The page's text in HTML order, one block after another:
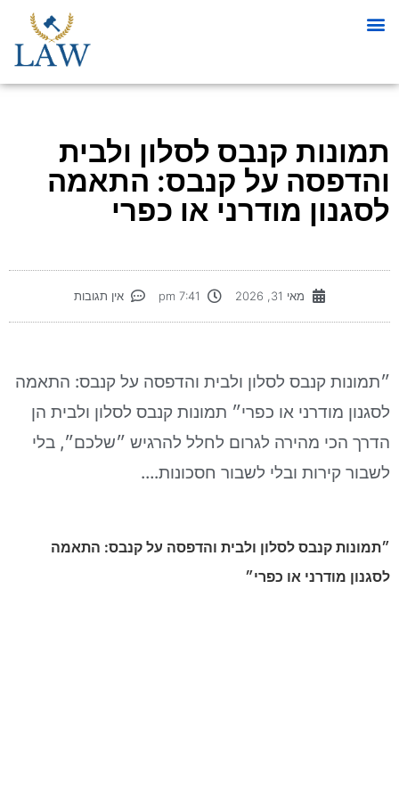
תמונות קנבס לסלון ולבית
והדפסה על קנבס: התאמה
לסגנון מודרני או כפרי
מאי 31, 2026 7:41 pm אין תגובות
״תמונות קנבס לסלון ולבית והדפסה על קנבס: התאמה
לסגנון מודרני או כפרי״ תמונות קנבס לסלון ולבית הן
הדרך הכי מהירה לגרום לחלל להרגיש ״שלכם״, בלי
לשבור קירות ובלי לשבור חסכונות.…
״תמונות קנבס לסלון ולבית והדפסה על קנבס: התאמה
לסגנון מודרני או כפרי״